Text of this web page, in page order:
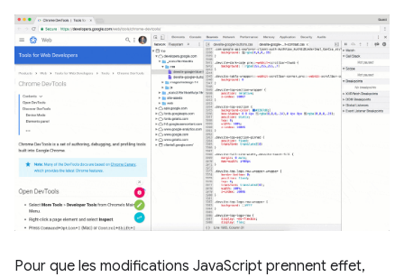
Pour que les modifications JavaScript prennent effet,